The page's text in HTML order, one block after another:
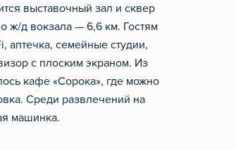
выставочный зал и сквер
ж/д вокзала — 6,6 км. Гостям
аптечка, семейные студии,
с плоским экраном. Из
кафе «Сорока», где можно
Среди развлечений на
машинка.